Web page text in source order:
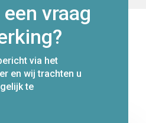
vraag
via het
en wij trachten u
te